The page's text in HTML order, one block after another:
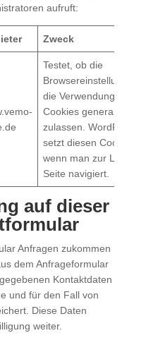
aufruft:
Zweck
Testet, ob die
Browsereinstellungen
die Verwendung von
Cookies generall
zulassen. WordPress
setzt diesen Cookie
wenn man zur Login-
Seite navigiert.
auf dieser
Anfragen zukommen
dem Anfrageformular
Kontaktdaten
und für den Fall von
Diese Daten
weiter.